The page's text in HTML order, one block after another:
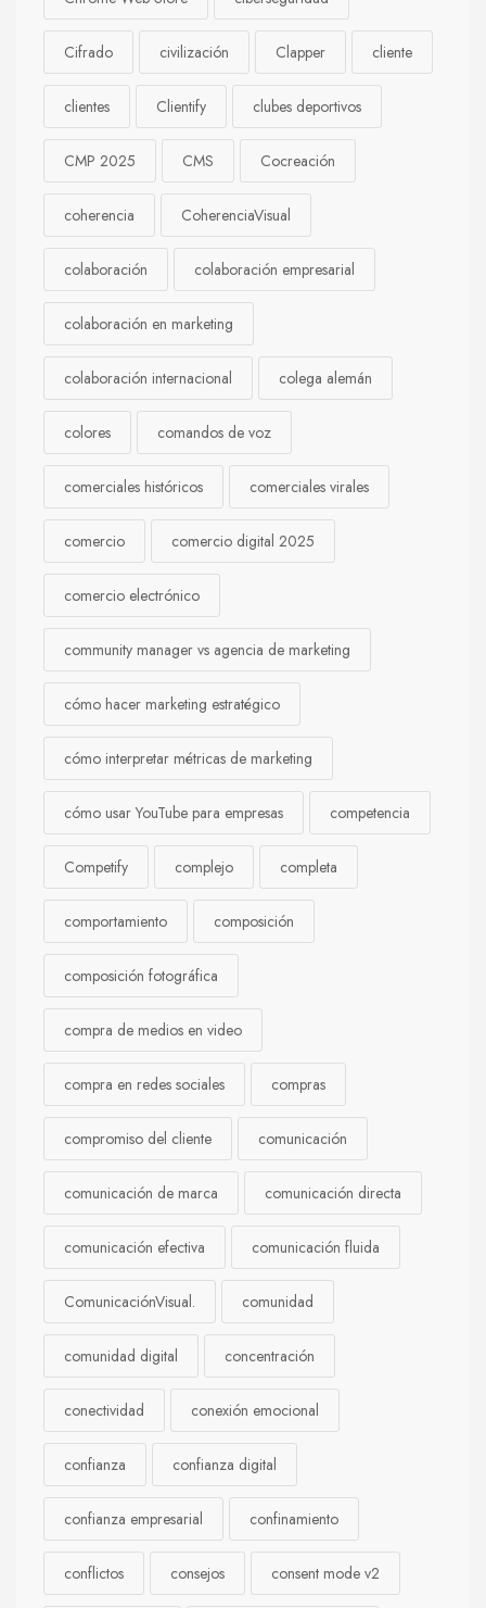
Cifrado civilización Clapper cliente
clientes Clientify clubes deportivos
CMP 2025 CMS Cocreación
coherencia CoherenciaVisual
colaboración colaboración empresarial
colaboración en marketing
colaboración internacional colega alemán
colores comandos de voz
comerciales históricos comerciales virales
comercio comercio digital 2025
comercio electrónico
community manager vs agencia de marketing
cómo hacer marketing estratégico
cómo interpretar métricas de marketing
cómo usar YouTube para empresas competencia
Competify complejo completa
comportamiento composición
composición fotográfica
compra de medios en video
compra en redes sociales compras
compromiso del cliente comunicación
comunicación de marca comunicación directa
comunicación efectiva comunicación fluida
ComunicaciónVisual. comunidad
comunidad digital concentración
conectividad conexión emocional
confianza confianza digital
confianza empresarial confinamiento
conflictos consejos consent mode v2